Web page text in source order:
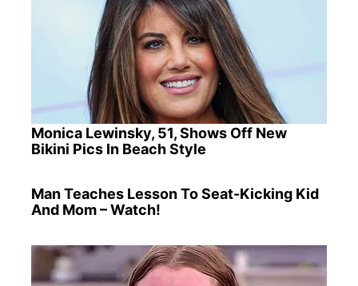
Monica Lewinsky, 51, Shows Off New
Bikini Pics In Beach Style
Man Teaches Lesson To Seat-Kicking Kid
And Mom – Watch!